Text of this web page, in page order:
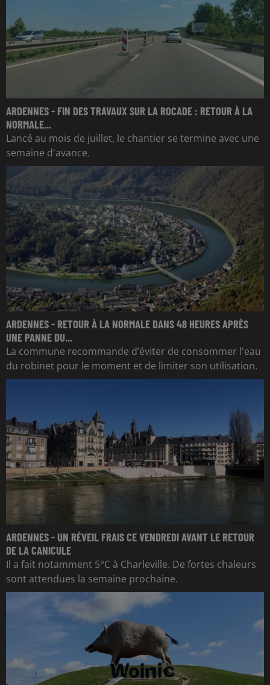
ARDENNES - FIN DES TRAVAUX SUR LA ROCADE : RETOUR À LA
NORMALE...
Lancé au mois de juillet, le chantier se termine avec une
semaine d'avance.
ARDENNES - RETOUR À LA NORMALE DANS 48 HEURES APRÈS
UNE PANNE DU...
La commune recommande d’éviter de consommer l'eau
du robinet pour le moment et de limiter son utilisation.
ARDENNES - UN RÉVEIL FRAIS CE VENDREDI AVANT LE RETOUR
DE LA CANICULE
Il a fait notamment 5°C à Charleville. De fortes chaleurs
sont attendues la semaine prochaine.